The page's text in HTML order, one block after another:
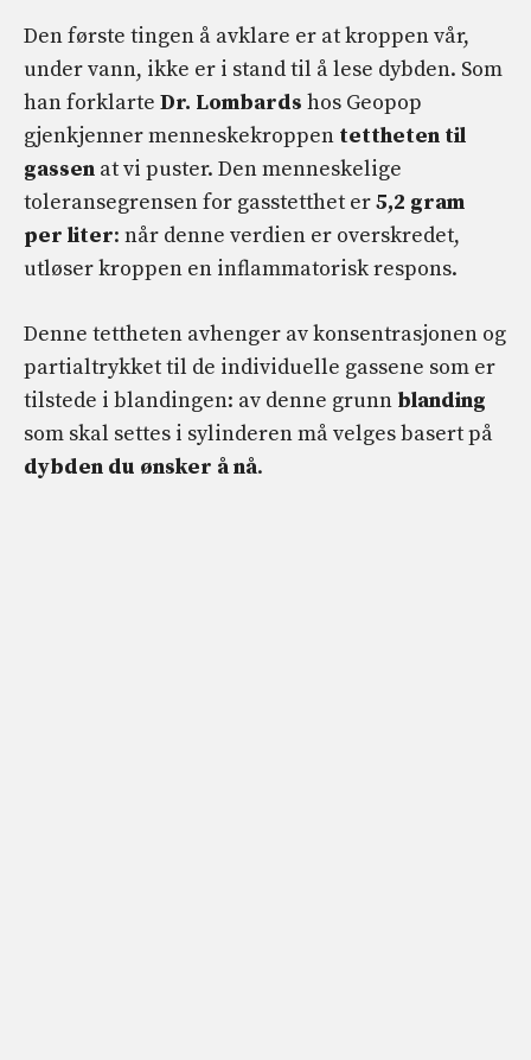
Den første tingen å avklare er at kroppen vår,
under vann, ikke er i stand til å lese dybden. Som
han forklarte Dr. Lombards hos Geopop
gjenkjenner menneskekroppen tettheten til
gassen at vi puster. Den menneskelige
toleransegrensen for gasstetthet er5,2 gram
per liter: når denne verdien er overskredet,
utløser kroppen en inflammatorisk respons.
Denne tettheten avhenger av konsentrasjonen og
partialtrykket til de individuelle gassene som er
tilstede i blandingen: av denne grunn blanding
som skal settes i sylinderen må velges basert på
dybden du ønsker å nå.